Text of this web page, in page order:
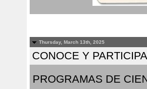
Thursday, March 13th, 2025
CONOCE Y
PROGRAMAS DE